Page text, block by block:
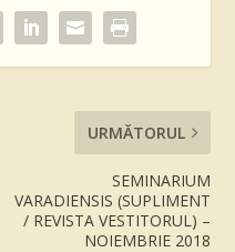
URMĂTORUL
SEMINARIUM
VARADIENSIS (SUPLIMENT
/ REVISTA VESTITORUL) –
NOIEMBRIE 2018